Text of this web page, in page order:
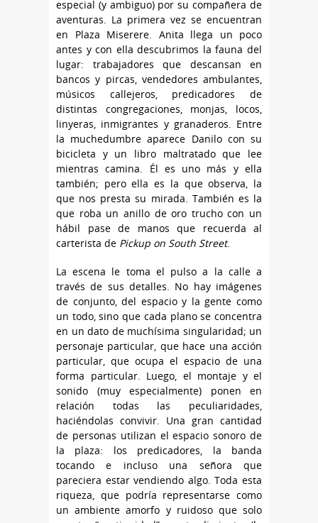
especial (y ambiguo) por su compañera de
aventuras. La primera vez se encuentran
en Plaza Miserere. Anita llega un poco
antes y con ella descubrimos la fauna del
lugar: trabajadores que descansan en
bancos y pircas, vendedores ambulantes,
músicos callejeros, predicadores de
distintas congregaciones, monjas, locos,
linyeras, inmigrantes y granaderos. Entre
la muchedumbre aparece Danilo con su
bicicleta y un libro maltratado que lee
mientras camina. Él es uno más y ella
también; pero ella es la que observa, la
que nos presta su mirada. También es la
que roba un anillo de oro trucho con un
hábil pase de manos que recuerda al
carterista de Pickup on South Street.
La escena le toma el pulso a la calle a
través de sus detalles. No hay imágenes
de conjunto, del espacio y la gente como
un todo, sino que cada plano se concentra
en un dato de muchísima singularidad; un
personaje particular, que hace una acción
particular, que ocupa el espacio de una
forma particular. Luego, el montaje y el
sonido (muy especialmente) ponen en
relación todas las peculiaridades,
haciéndolas convivir. Una gran cantidad
de personas utilizan el espacio sonoro de
la plaza: los predicadores, la banda
tocando e incluso una señora que
pareciera estar vendiendo algo. Toda esta
riqueza, que podría representarse como
un ambiente amorfo y ruidoso que solo